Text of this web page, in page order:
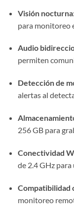
Visión nocturna:
para monitoreo
Audio
permiten
Detección de
alertas al
256 GB para
Conectividad
de 2.4 GHz
Compatibilidad
monitoreo